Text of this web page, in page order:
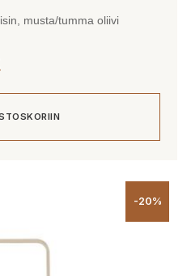
musta/tumma oliivi
-20%